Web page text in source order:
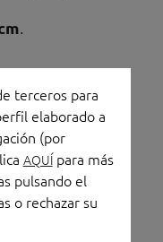
.
uno y dos
o acústicos
terceros para
elaborado a
(por
AQUÍpara más
pulsando el
o rechazar su